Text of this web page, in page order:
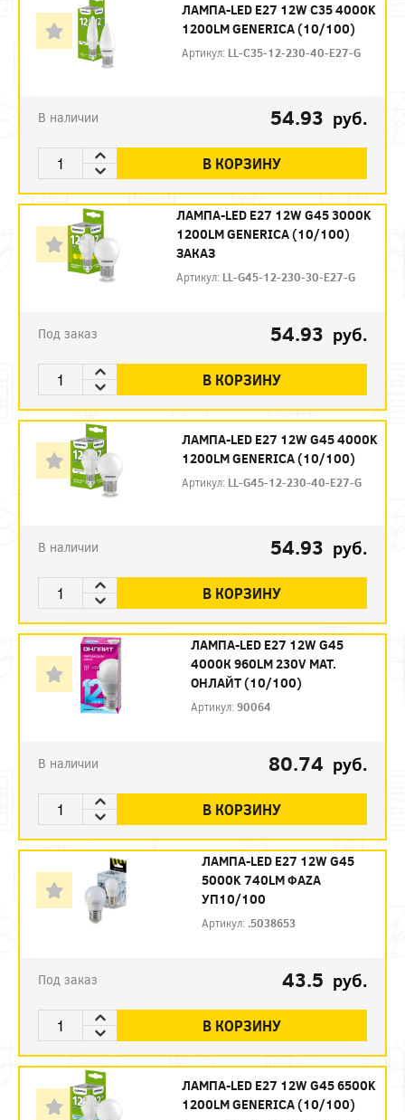
ЛАМПА-LED E27 12W C35 4000K
1200LM GENERICA (10/100)
Артикул: LL-C35-12-230-40-E27-G
В наличии 54.93 руб.
В КОРЗИНУ
ЛАМПА-LED E27 12W G45 3000K
1200LM GENERICA (10/100)
ЗАКАЗ
Артикул: LL-G45-12-230-30-E27-G
Под заказ 54.93 руб.
В КОРЗИНУ
ЛАМПА-LED E27 12W G45 4000K
1200LM GENERICA (10/100)
Артикул: LL-G45-12-230-40-E27-G
В наличии 54.93 руб.
В КОРЗИНУ
ЛАМПА-LED E27 12W G45
4000К 960LM 230V МАТ.
ОНЛАЙТ (10/100)
Артикул:90064
В наличии 80.74 руб.
В КОРЗИНУ
ЛАМПА-LED E27 12W G45
5000K 740LM ФАZА
УП10/100
Артикул: .5038653
Под заказ 43.5 руб.
В КОРЗИНУ
ЛАМПА-LED E27 12W G45 6500K
1200LM GENERICA (10/100)